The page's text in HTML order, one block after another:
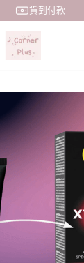
貨到付款